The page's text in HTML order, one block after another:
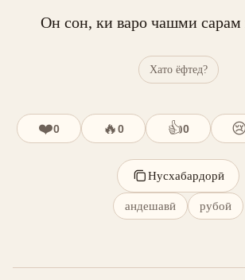
Он сон, ки варо чашми сарам
Хато ёфтед?
❤️0 🔥0 👍0
Нусхабардорӣ
андешавӣ рубоӣ